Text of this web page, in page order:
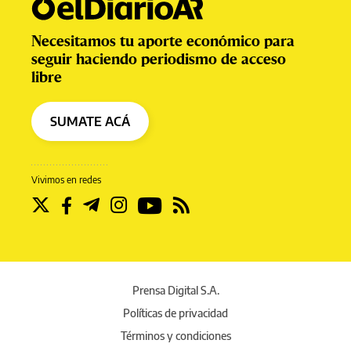
Vivimos en redes
Necesitamos tu aporte económico para
seguir haciendo periodismo de acceso
libre
SUMATE ACÁ
Prensa Digital S.A.
Políticas de privacidad
Términos y condiciones